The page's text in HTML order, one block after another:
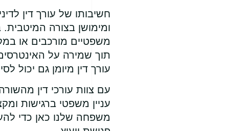
חשיבותו של עורך דין
ומימושן בצורה המיטבית.
משפטיים מורכבים או
תוך שמירה על
עורך דין מיומן גם
עם צוות עורכי דין
עניין משפטי ברגישות
משפחה שלנו כאן כדי